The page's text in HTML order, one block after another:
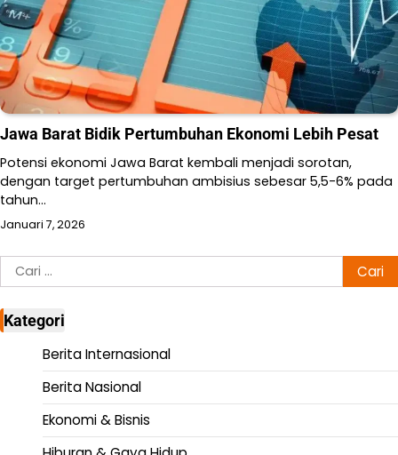
Jawa Barat Bidik Pertumbuhan Ekonomi Lebih Pesat
Potensi ekonomi Jawa Barat kembali menjadi sorotan,
dengan target pertumbuhan ambisius sebesar 5,5-6% pada
tahun…
Januari 7, 2026
Cari
untuk:
Kategori
Berita Internasional
Berita Nasional
Ekonomi & Bisnis